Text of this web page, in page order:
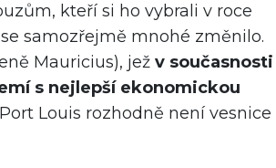
kteří si ho vybrali v roce
samozřejmě mnohé změnilo.
Mauricius), jež v současnosti
s nejlepší ekonomickou
Louis rozhodně není vesnice